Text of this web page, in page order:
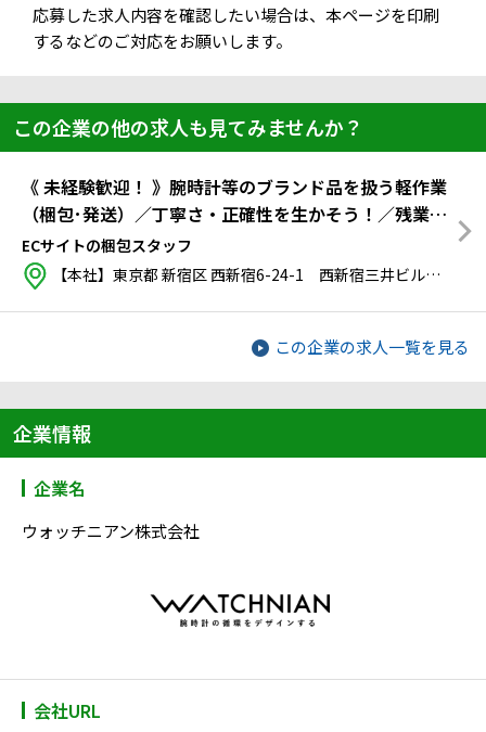
応募した求人内容を確認したい場合は、本ページを印刷
するなどのご対応をお願いします。
この企業の他の求人も見てみませんか？
《 未経験歓迎！ 》腕時計等のブランド品を扱う軽作業
（梱包･発送）／丁寧さ・正確性を生かそう！／残業な
し・服装自由／週4日×6時間～OK／土日休み可
ECサイトの梱包スタッフ
【本社】東京都 新宿区 西新宿6-24-1 西新宿三井ビルディング5階
この企業の求人一覧を見る
企業情報
企業名
ウォッチニアン株式会社
会社URL